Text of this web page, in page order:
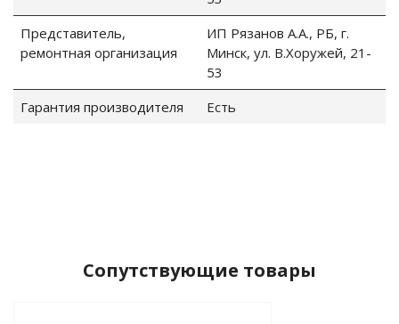
Представитель,
ремонтная организация
ИП Рязанов А.А., РБ, г.
Минск, ул. В.Хоружей, 21-
53
Гарантия производителя
Есть
Сопутствующие товары